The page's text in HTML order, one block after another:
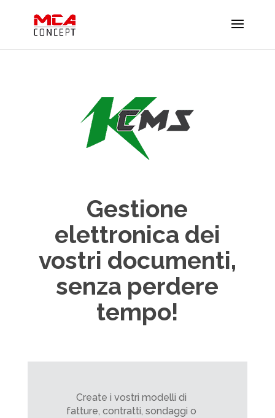
Gestione
elettronica dei
vostri documenti,
senza perdere
tempo!
Create i vostri modelli di
fatture, contratti, sondaggi o